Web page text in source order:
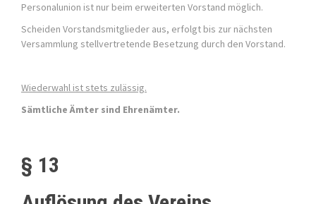
Personalunion ist nur beim erweiterten Vorstand möglich.
Scheiden Vorstandsmitglieder aus, erfolgt bis zur nächsten
Versammlung stellvertretende Besetzung durch den Vorstand.
Wiederwahl ist stets zulässig.
Sämtliche Ämter sind Ehrenämter.
§ 13